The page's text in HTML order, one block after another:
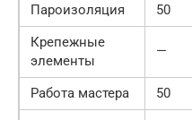
Пароизоляция
50
Крепежные
элементы
—
Работа мастера 50